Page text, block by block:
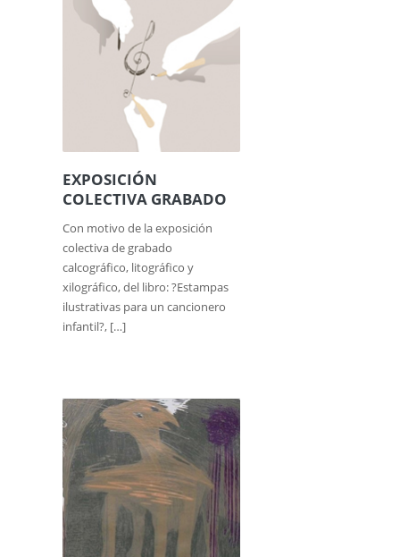
EXPOSICIÓN
COLECTIVA GRABADO
Con motivo de la exposición
colectiva de grabado
calcográfico, litográfico y
xilográfico, del libro: ?Estampas
ilustrativas para un cancionero
infantil?, […]